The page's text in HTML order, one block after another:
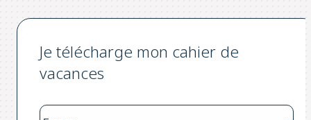
Je télécharge mon cahier de
vacances